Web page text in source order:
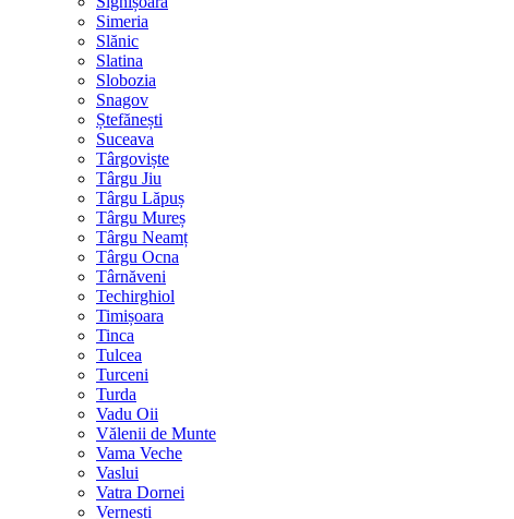
Simeria
Slănic
Slatina
Slobozia
Snagov
Ștefănești
Suceava
Târgoviște
Târgu Jiu
Târgu Lăpuș
Târgu Mureș
Târgu Neamț
Târgu Ocna
Târnăveni
Techirghiol
Timișoara
Tinca
Tulcea
Turceni
Turda
Vadu Oii
Vălenii de Munte
Vama Veche
Vaslui
Vatra Dornei
Vernești